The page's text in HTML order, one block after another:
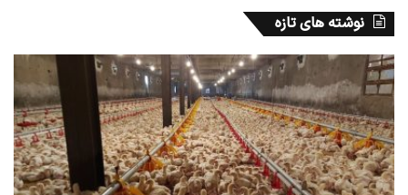
نوشته های تازه